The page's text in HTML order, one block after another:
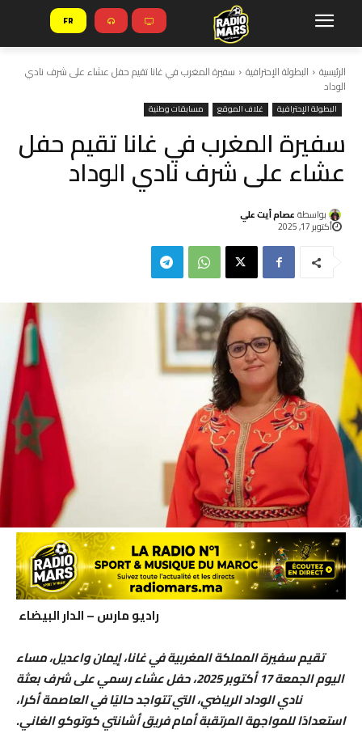
FR
الرئيسية البطولة الإحترافية سفيرة المغرب في غانا تقيم حفل عشاء على شرف نادي
الوداد
البطولة الإحترافية غلاف الموقع مسابقات وطنية
سفيرة المغرب في غانا تقيم حفل
عشاء على شرف نادي الوداد
بواسطة عصام أيت علي
أكتوبر 17, 2025
راديو مارس – الدار البيضاء
تقيم سفيرة المملكة المغربية في غانا، إيمان واعديل، مساء
اليوم الجمعة 17 أكتوبر 2025، حفل عشاء رسمي على شرف بعثة
نادي الوداد الرياضي، التي تتواجد حاليًا في العاصمة أكرا،
استعدادًا للمواجهة المرتقبة أمام فريق أشانتي كوتوكو الغاني.